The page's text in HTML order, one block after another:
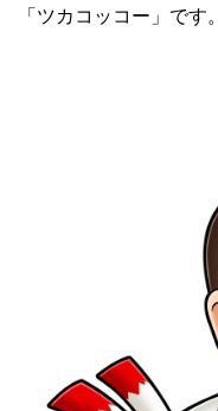
「ツカコッコー」です。